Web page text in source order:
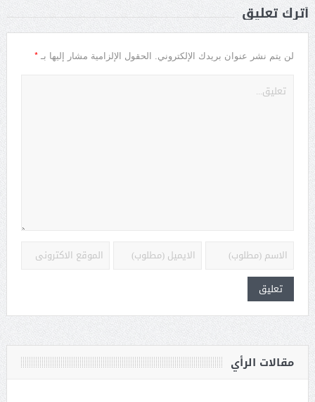
أترك تعليق
لن يتم نشر عنوان بريدك الإلكتروني. الحقول الإلزامية مشار إليها بـ *
مقالات الرأي